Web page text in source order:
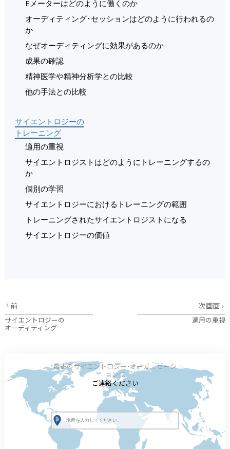
Eメーターはどのように働くのか
オーディティング･セッションはどのように行われるの
か
なぜオーディティングに効果があるのか
成果の確認
精神医学や精神分析学との比較
他の手法との比較
サイエントロジーの
トレーニング
適用の重視
サイエントロジストはどのようにトレーニングするの
か
個別の学習
サイエントロジーにおけるトレーニングの範囲
トレーニングされたサイエントロジストになる
サイエントロジーの価値
前
サイエントロジーの
オーディティング
次画面
適用の重視
最寄のサイエントロジー･オーガニゼーシ
ョンに
ご連絡ください